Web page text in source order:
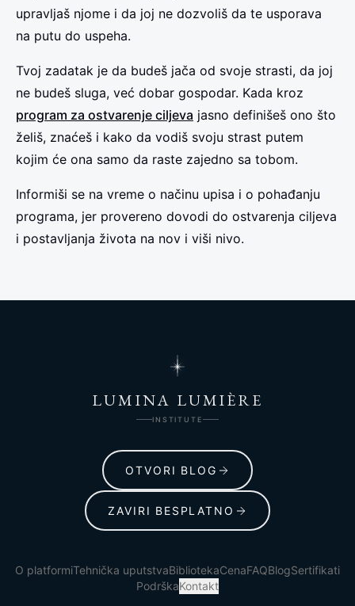
upravljaš njome i da joj ne dozvoliš da te usporava
na putu do uspeha.
Tvoj zadatak je da budeš jača od svoje strasti, da joj
ne budeš sluga, već dobar gospodar. Kada kroz
program za ostvarenje ciljeva jasno definišeš ono što
želiš, znaćeš i kako da vodiš svoju strast putem
kojim će ona samo da raste zajedno sa tobom.
Informiši se na vreme o načinu upisa i o pohađanju
programa, jer provereno dovodi do ostvarenja ciljeva
i postavljanja života na nov i viši nivo.
LUMINA LUMIÈRE
INSTITUTE
OTVORI BLOG
ZAVIRI BESPLATNO
O platformiTehnička uputstvaBibliotekaCenaFAQBlogSertifikati
PodrškaKontakt